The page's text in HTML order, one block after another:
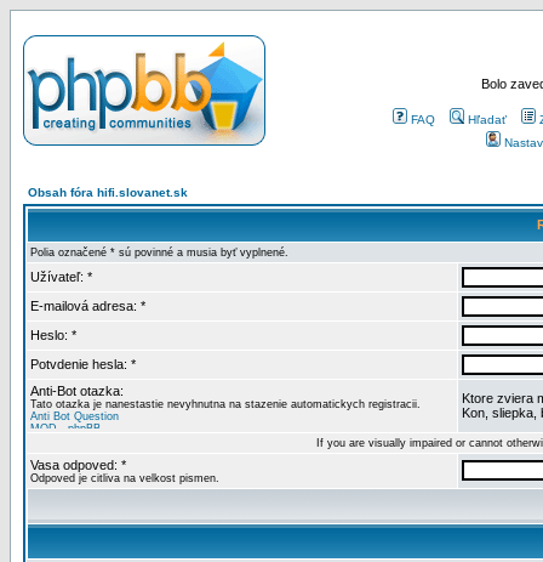
Bolo
FAQ Hľadať
Obsah fóra hifi.slovanet.sk
Polia označené * sú povinné a musia byť vyplnené.
Užívateľ: *
E-mailová adresa: *
Heslo: *
Potvdenie hesla: *
Anti-Bot otazka:
Tato otazka je nanestastie nevyhnutna na stazenie automatickych registracii.
Ktore zviera
Kon, sliepka,
If you are visually impaired or cannot
Vasa odpoved: *
Odpoved je citliva na velkost pismen.